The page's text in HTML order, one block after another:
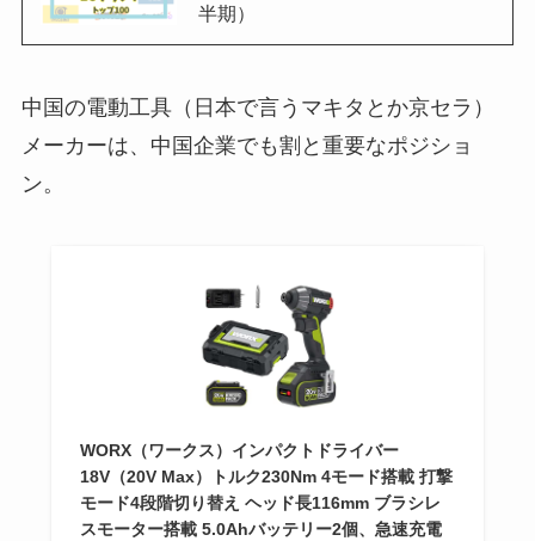
半期）
中国の電動工具（日本で言うマキタとか京セラ）
メーカーは、中国企業でも割と重要なポジショ
ン。
WORX（ワークス）インパクトドライバー
18V（20V Max）トルク230Nm 4モード搭載 打撃
モード4段階切り替え ヘッド長116mm ブラシレ
スモーター搭載 5.0Ahバッテリー2個、急速充電